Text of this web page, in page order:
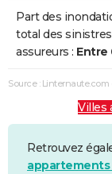
Part des
total des
assureurs : Entre
Source :
Villes
Retrouvez
appartements